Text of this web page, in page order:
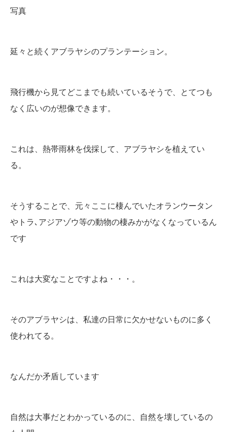
写真
延々と続くアブラヤシのプランテーション。
飛行機から見てどこまでも続いているそうで、とてつも
なく広いのが想像できます。
これは、熱帯雨林を伐採して、アブラヤシを植えてい
る。
そうすることで、元々ここに棲んでいたオランウータン
やトラ､アジアゾウ等の動物の棲みかがなくなっているん
です
これは大変なことですよね・・・。
そのアブラヤシは、私達の日常に欠かせないものに多く
使われてる。
なんだか矛盾しています
自然は大事だとわかっているのに、自然を壊しているの